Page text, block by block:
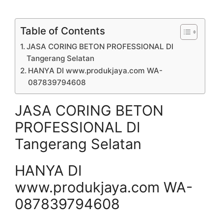
Table of Contents
JASA CORING BETON PROFESSIONAL DI
Tangerang Selatan
HANYA DI www.produkjaya.com WA-
087839794608
JASA CORING BETON
PROFESSIONAL DI
Tangerang Selatan
HANYA DI
www.produkjaya.com WA-
087839794608